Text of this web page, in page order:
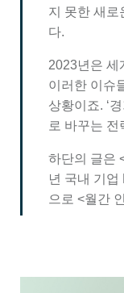
지 못한 새로
다.
2023년은 세
이러한 이슈
상황이죠. ‘
로 바꾸는
하단의 글은
년 국내 기업
으로 <월간